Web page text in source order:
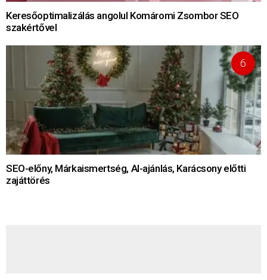
Keresőoptimalizálás angolul Komáromi Zsombor SEO
szakértővel
SEO-előny, Márkaismertség, AI-ajánlás, Karácsony előtti
zajáttörés